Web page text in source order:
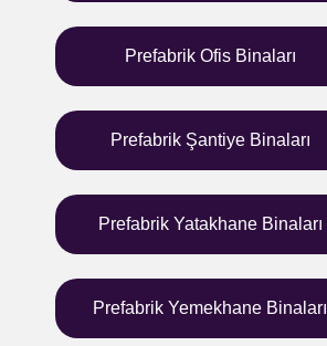
Prefabrik Ofis Binaları
Prefabrik Şantiye Binaları
Prefabrik Yatakhane Binaları
Prefabrik Yemekhane Binaları